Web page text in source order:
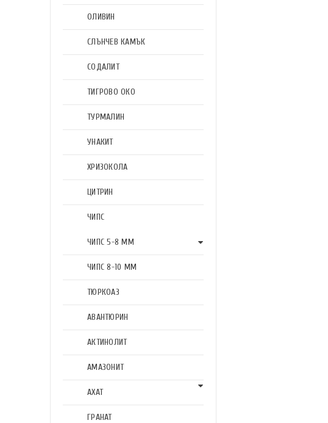
ОЛИВИН
СЛЪНЧЕВ КАМЪК
СОДАЛИТ
ТИГРОВО ОКО
ТУРМАЛИН
УНАКИТ
ХРИЗОКОЛА
ЦИТРИН
ЧИПС
ЧИПС 5-8 ММ
ЧИПС 8-10 ММ
ТЮРКОАЗ
АВАНТЮРИН
АКТИНОЛИТ
АМАЗОНИТ
АХАТ
ГРАНАТ